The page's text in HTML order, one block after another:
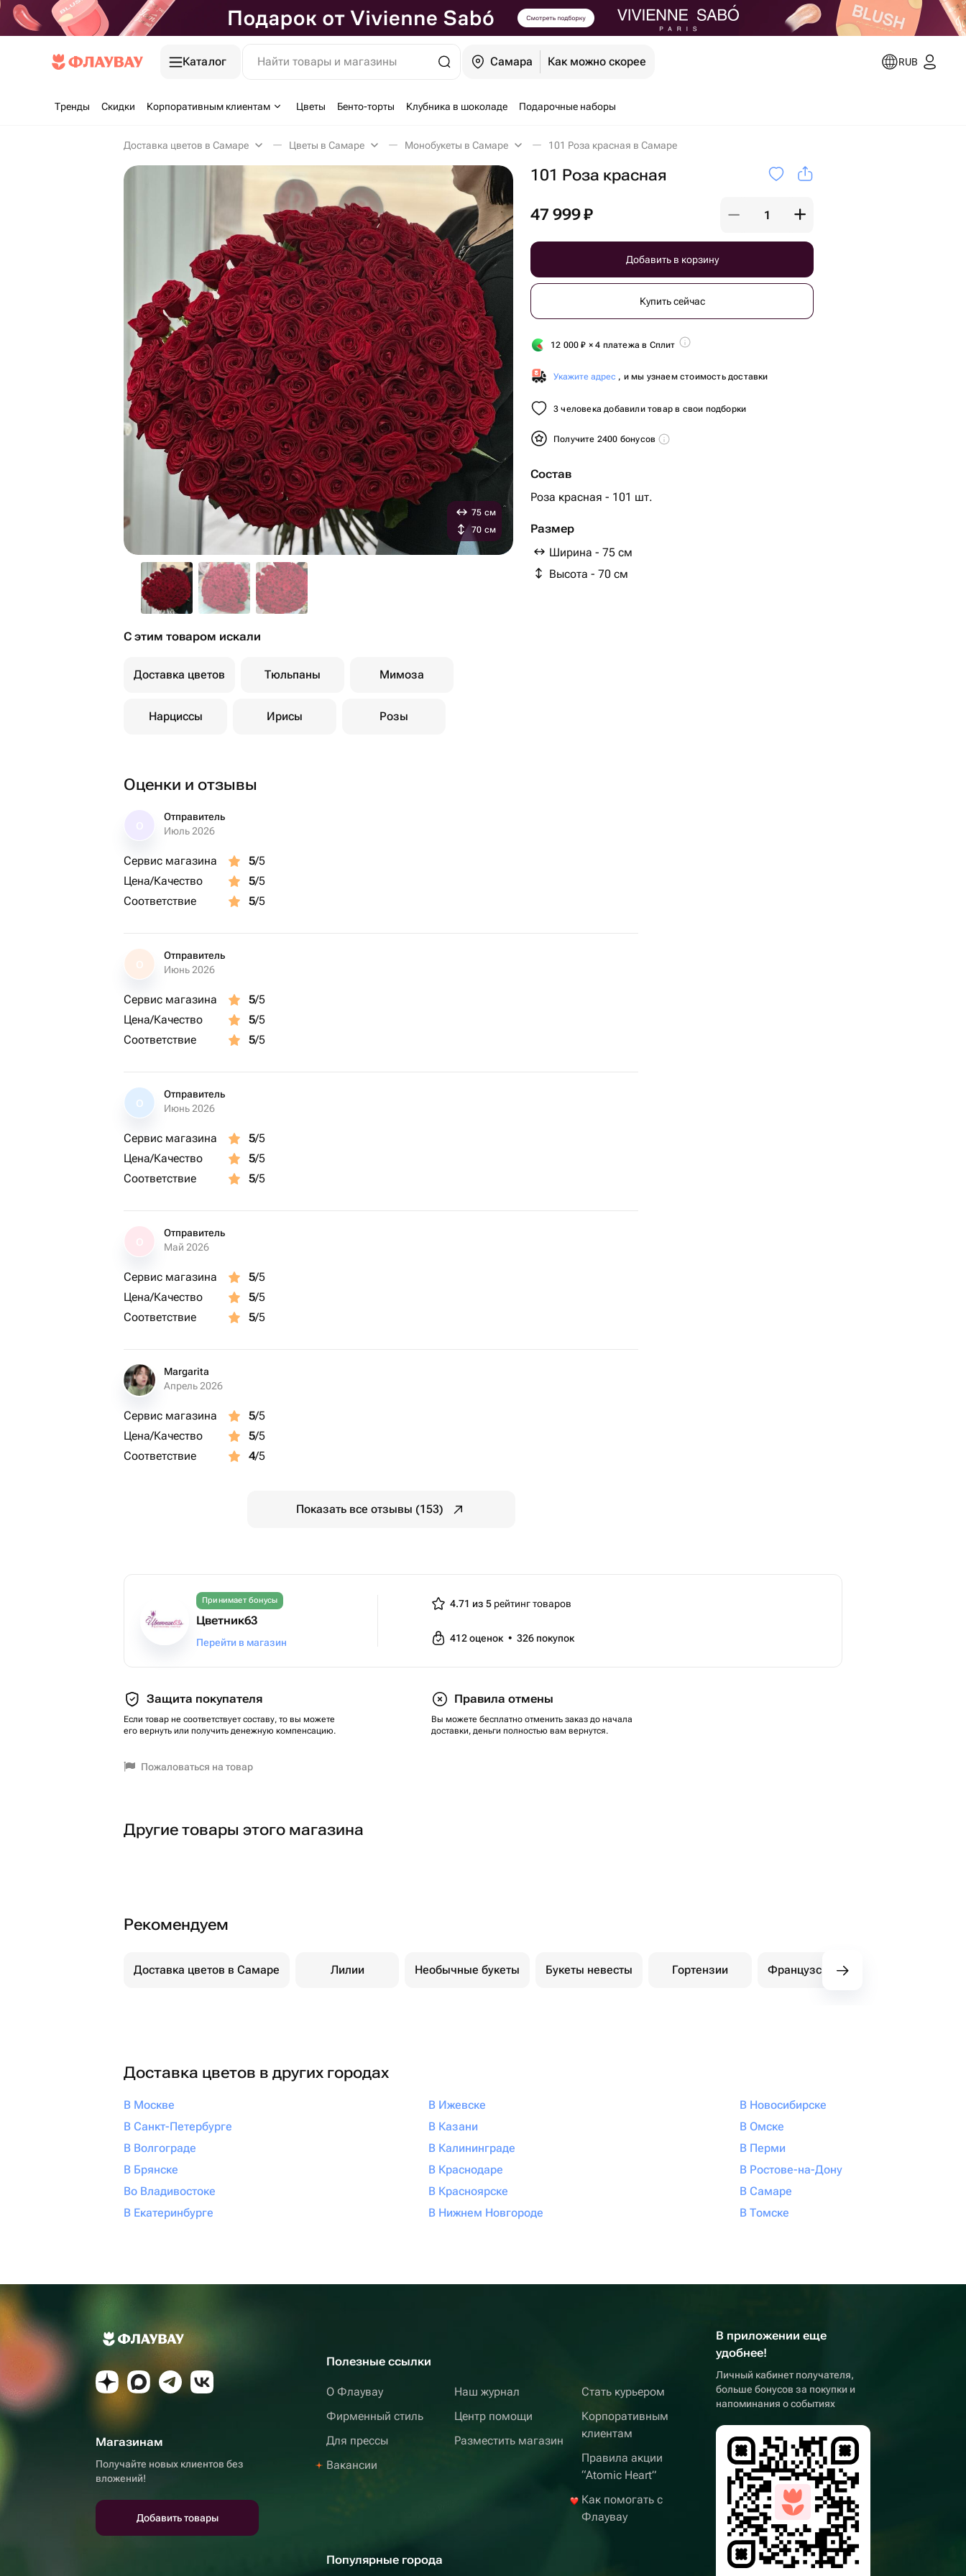
Каталог Найти товары и магазины Самара Как можно скорее RUB
Тренды Скидки Корпоративным клиентам Цветы Бенто-торты Клубника в шоколаде Подарочные наборы
Доставка цветов в Самаре Цветы в Самаре Монобукеты в Самаре 101 Роза красная в Самаре
101 Роза красная
47 999₽
Добавить в корзину
Купить сейчас
12 000₽ × 4 платежа в Сплит
Укажите адрес , и мы узнаем стоимость доставки
3 человека добавили товар в свои подборки
Получите 2400 бонусов
Состав
Роза красная - 101 шт.
Размер
Ширина - 75 см
Высота - 70 см
75 см
70 см
С этим товаром искали
Доставка цветов Тюльпаны Мимоза
Нарциссы Ирисы Розы
Оценки и отзывы
Отправитель
Июль 2026
Сервис магазина 5/5
Цена/Качество
5/5
Соответствие
5/5
О
Отправитель
Июнь 2026
Сервис магазина 5/5
Цена/Качество
5/5
Соответствие
5/5
О
Отправитель
Июнь 2026
Сервис магазина 5/5
Цена/Качество
5/5
Соответствие
5/5
Отправитель
Май 2026
Сервис магазина 5/5
Цена/Качество
5/5
Соответствие
5/5
Margarita
Апрель 2026
Сервис магазина 5/5
Цена/Качество
5/5
Соответствие
4/5
Показать все отзывы (153)
Принимает бонусы
Цветник63
Перейти в магазин
4.71 из 5 рейтинг товаров
412оценок • 326 покупок
Защита покупателя
Если товар не соответствует составу, то вы можете
его вернуть или получить денежную компенсацию.
Правила отмены
Вы можете бесплатно отменить заказ до начала
доставки, деньги полностью вам вернутся.
Пожаловаться на товар
Другие товары этого магазина
Рекомендуем
Доставка цветов в Самаре Лилии Необычные букеты Букеты невесты Гортензии Французские розы
Доставка цветов в других городах
В Москве
В Санкт-Петербурге
В Волгограде
В Брянске
Во Владивостоке
В Екатеринбурге
В Ижевске
В Казани
В Калининграде
В Краснодаре
В Красноярске
В Нижнем Новгороде
В Новосибирске
В Омске
В Перми
В Ростове-на-Дону
В Самаре
В Томске
Магазинам
Получайте новых клиентов без
вложений!
Добавить товары
Полезные ссылки
О Флаувау
Фирменный стиль
Для прессы
Вакансии
Наш журнал
Центр помощи
Разместить магазин
Стать курьером
Корпоративным
клиентам
Правила акции
“Atomic Heart”
Как помогать с
Флаувау
Популярные города
В приложении еще
удобнее!
Личный кабинет получателя,
больше бонусов за покупки и
напоминания о событиях